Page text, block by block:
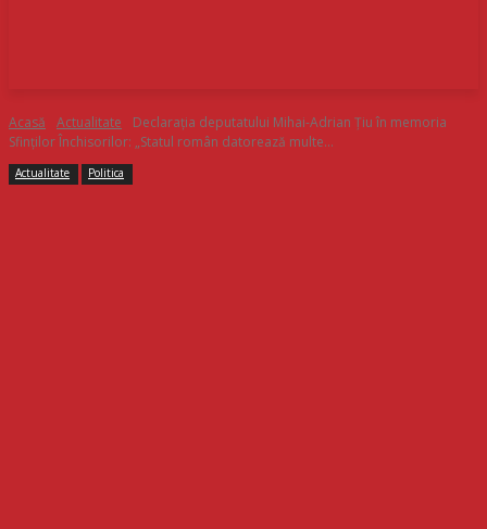
Acasă Actualitate
Declarația deputatului Mihai-Adrian Țiu în memoria
Sfinților Închisorilor: „Statul român datorează multe...
Actualitate Politica